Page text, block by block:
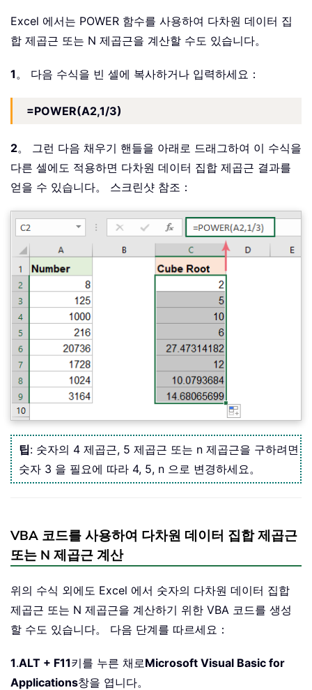
Excel 에서는 POWER 함수를 사용하여 다차원 데이터 집
합 제곱근 또는 N 제곱근을 계산할 수도 있습니다。
1。 다음 수식을 빈 셀에 복사하거나 입력하세요：
=POWER(A2,1/3)
2。 그런 다음 채우기 핸들을 아래로 드래그하여 이 수식을
다른 셀에도 적용하면 다차원 데이터 집합 제곱근 결과를
얻을 수 있습니다。 스크린샷 참조：
팁: 숫자의 4 제곱근, 5 제곱근 또는 n 제곱근을 구하려면
숫자 3 을 필요에 따라 4, 5, n 으로 변경하세요。
VBA 코드를 사용하여 다차원 데이터 집합 제곱근
또는 N 제곱근 계산
위의 수식 외에도 Excel 에서 숫자의 다차원 데이터 집합
제곱근 또는 N 제곱근을 계산하기 위한 VBA 코드를 생성
할 수도 있습니다。 다음 단계를 따르세요：
1.ALT + F11키를 누른 채로Microsoft Visual Basic for
Applications창을 엽니다。